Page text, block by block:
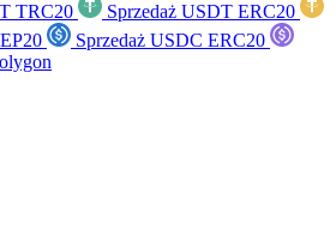
TRC20
Sprzedaż USDT ERC20
Sprzedaż USDC ERC20